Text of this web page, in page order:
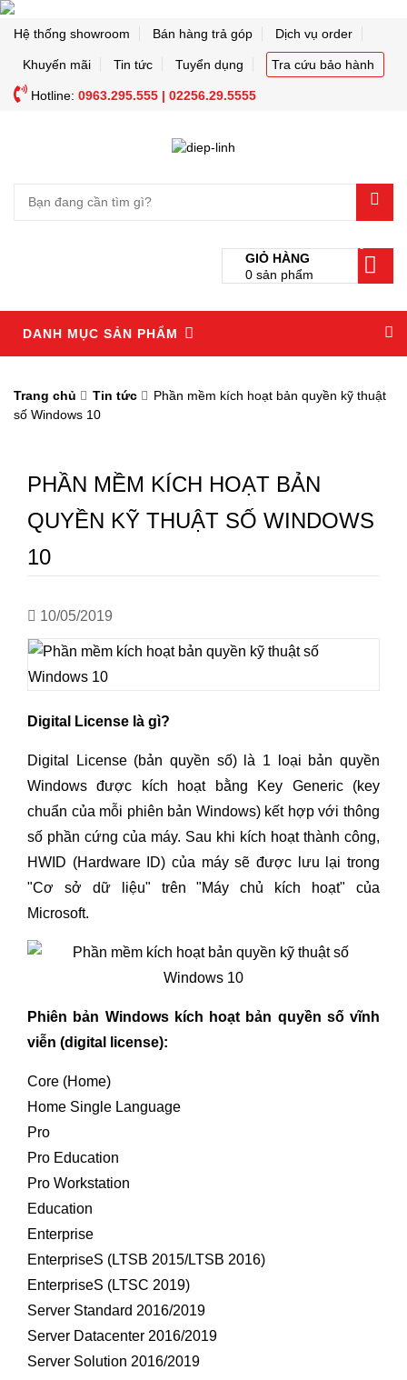
Hệ thống showroom Bán hàng trả góp Dịch vụ order
Khuyến mãi Tin tức Tuyển dụng Tra cứu bảo hành
Hotline: 0963.295.555 | 02256.29.5555
GIỎ HÀNG
0 sản phẩm
DANH MỤC SẢN PHẨM
Trang chủ Tin tức
Phần mềm kích hoạt bản quyền kỹ thuật
số Windows 10
PHẦN MỀM KÍCH HOẠT BẢN
QUYỀN KỸ THUẬT SỐ WINDOWS
10
10/05/2019
Digital License là gì?
Digital License (bản quyền số) là 1 loại bản quyền
Windows được kích hoạt bằng Key Generic (key
chuẩn của mỗi phiên bản Windows) kết hợp với thông
số phần cứng của máy. Sau khi kích hoạt thành công,
HWID (Hardware ID) của máy sẽ được lưu lại trong
"Cơ sở dữ liệu" trên "Máy chủ kích hoạt" của
Microsoft.
Phiên bản Windows kích hoạt bản quyền số vĩnh
viễn (digital license):
Core (Home)
Home Single Language
Pro
Pro Education
Pro Workstation
Education
Enterprise
EnterpriseS (LTSB 2015/LTSB 2016)
EnterpriseS (LTSC 2019)
Server Standard 2016/2019
Server Datacenter 2016/2019
Server Solution 2016/2019